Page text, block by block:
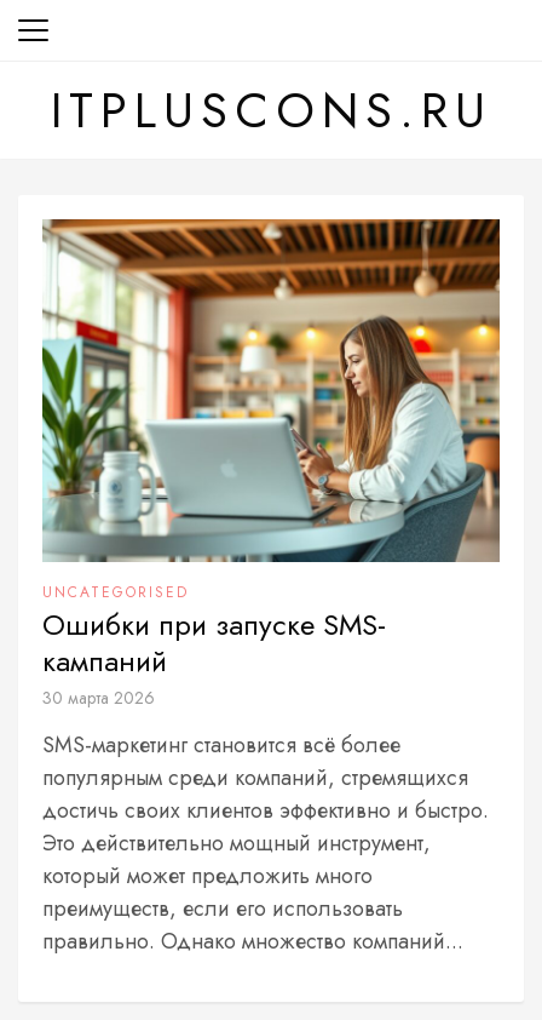
Перейти
ITPLUSCONS.RU
UNCATEGORISED
Ошибки при запуске SMS-
кампаний
30 марта 2026
SMS-маркетинг становится всё более
популярным среди компаний, стремящихся
достичь своих клиентов эффективно и быстро.
Это действительно мощный инструмент,
который может предложить много
преимуществ, если его использовать
правильно. Однако множество компаний...